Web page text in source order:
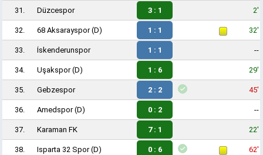
31. Düzcespor 3 : 1 2'
32. 68 Aksarayspor(D) 1 : 1 32'
33. İskenderunspor 1 : 1 --
34. Uşakspor(D) 1 : 6 29'
35. Gebzespor 2 : 2 45'
36. Amedspor(D) 0 : 2 --
37. Karaman FK 7 : 1 22'
38. Isparta 32 Spor(D) 0 : 6 62'